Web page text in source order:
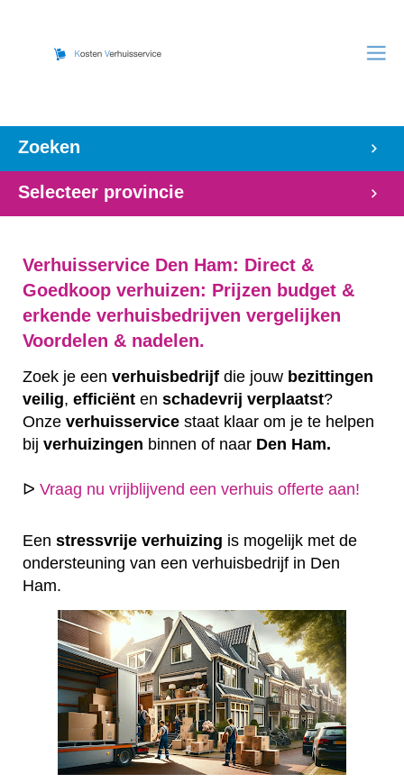
Zoeken
Selecteer provincie
Verhuisservice Den Ham: Direct &
Goedkoop verhuizen: Prijzen budget &
erkende verhuisbedrijven vergelijken
Voordelen & nadelen.
Zoek je een verhuisbedrijf die jouw bezittingen
veilig, efficiënt en schadevrij verplaatst?
Onze verhuisservice staat klaar om je te helpen
bij verhuizingen binnen of naar Den Ham.
ᐅ Vraag nu vrijblijvend een verhuis offerte aan!
Een stressvrije verhuizing is mogelijk met de
ondersteuning van een verhuisbedrijf in Den
Ham.